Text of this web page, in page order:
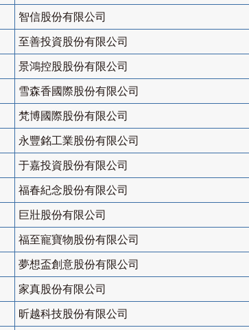
智信股份有限公司
至善投資股份有限公司
景鴻控股股份有限公司
雪森香國際股份有限公司
梵博國際股份有限公司
永豐銘工業股份有限公司
于嘉投資股份有限公司
福春紀念股份有限公司
巨壯股份有限公司
福至寵寶物股份有限公司
夢想盃創意股份有限公司
家真股份有限公司
昕越科技股份有限公司